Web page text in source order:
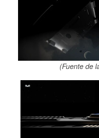
(Fuente de